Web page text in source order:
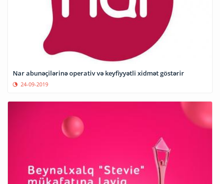
Nar abunəçilərinə operativ və keyfiyyətli xidmət göstərir
24-09-2019